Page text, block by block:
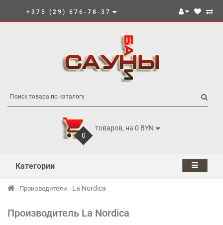
+375 (29) 676-78-37
0
товаров, на 0 BYN
Категории
Производители La Nordica
Производитель La Nordica